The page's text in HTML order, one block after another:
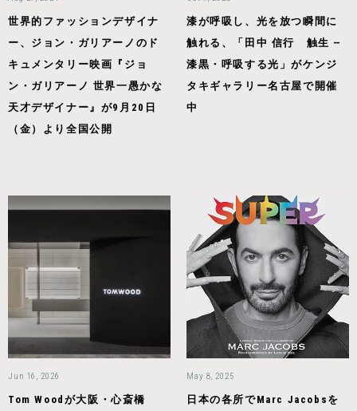
世界的ファッションデザイナ
ー、ジョン・ガリアーノのド
キュメンタリー映画『ジョ
ン・ガリアーノ 世界一愚かな
天才デザイナー』が9月20日
（金）より全国公開
漆が呼吸し、光を放つ瞬間に
触れる、「田中 信行 触生 —
漆黒・呼吸する光」がケンジ
タキギャラリー名古屋で開催
中
Jun 16, 2026
Tom Woodが大阪・心斎橋
May 8, 2025
日本の各所でMarc Jacobsを